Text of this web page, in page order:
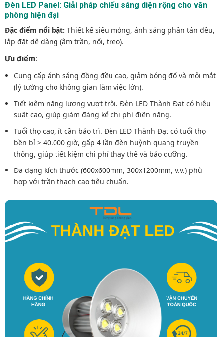
Đèn LED Panel: Giải pháp chiếu sáng diện rộng cho văn
phòng hiện đại
Đặc điểm nổi bật: Thiết kế siêu mỏng, ánh sáng phân tán đều,
lắp đặt dễ dàng (âm trần, nổi, treo).
Ưu điểm:
Cung cấp ánh sáng đồng đều cao, giảm bóng đổ và mỏi mắt
(lý tưởng cho không gian làm việc lớn).
Tiết kiệm năng lượng vượt trội. Đèn LED Thành Đạt có hiệu
suất cao, giúp giảm đáng kể chi phí điện năng.
Tuổi thọ cao, ít cần bảo trì. Đèn LED Thành Đạt có tuổi thọ
bền bỉ > 40.000 giờ, gấp 4 lần đèn huỳnh quang truyền
thống, giúp tiết kiệm chi phí thay thế và bảo dưỡng.
Đa dạng kích thước (600x600mm, 300x1200mm, v.v.) phù
hợp với trần thạch cao tiêu chuẩn.